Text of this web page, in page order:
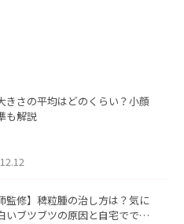
きさの平均はどのくらい？小顔
も解説
監修】稗粒腫の治し方は？気に
いブツブツの原因と自宅ででき